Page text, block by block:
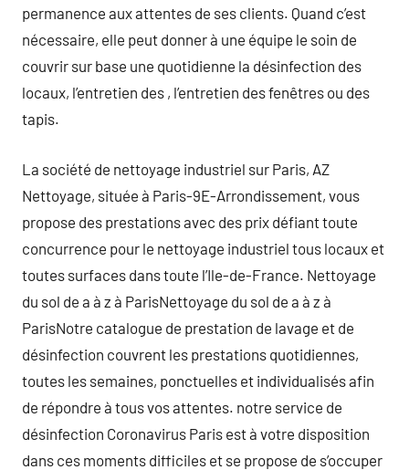
permanence aux attentes de ses clients. Quand c’est
nécessaire, elle peut donner à une équipe le soin de
couvrir sur base une quotidienne la désinfection des
locaux, l’entretien des , l’entretien des fenêtres ou des
tapis.
La société de nettoyage industriel sur Paris, AZ
Nettoyage, située à Paris-9E-Arrondissement, vous
propose des prestations avec des prix défiant toute
concurrence pour le nettoyage industriel tous locaux et
toutes surfaces dans toute l’Ile-de-France. Nettoyage
du sol de a à z à ParisNettoyage du sol de a à z à
ParisNotre catalogue de prestation de lavage et de
désinfection couvrent les prestations quotidiennes,
toutes les semaines, ponctuelles et individualisés afin
de répondre à tous vos attentes. notre service de
désinfection Coronavirus Paris est à votre disposition
dans ces moments difficiles et se propose de s’occuper